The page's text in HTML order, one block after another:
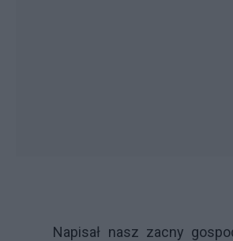
Napisał nasz zacny